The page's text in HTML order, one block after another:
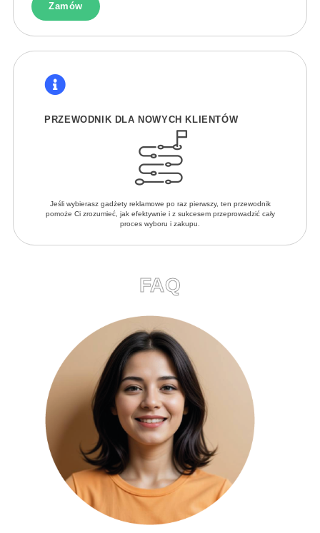
Zamów
PRZEWODNIK DLA NOWYCH KLIENTÓW
Jeśli wybierasz gadżety reklamowe po raz pierwszy, ten przewodnik
pomoże Ci zrozumieć, jak efektywnie i z sukcesem przeprowadzić cały
proces wyboru i zakupu.
FAQ